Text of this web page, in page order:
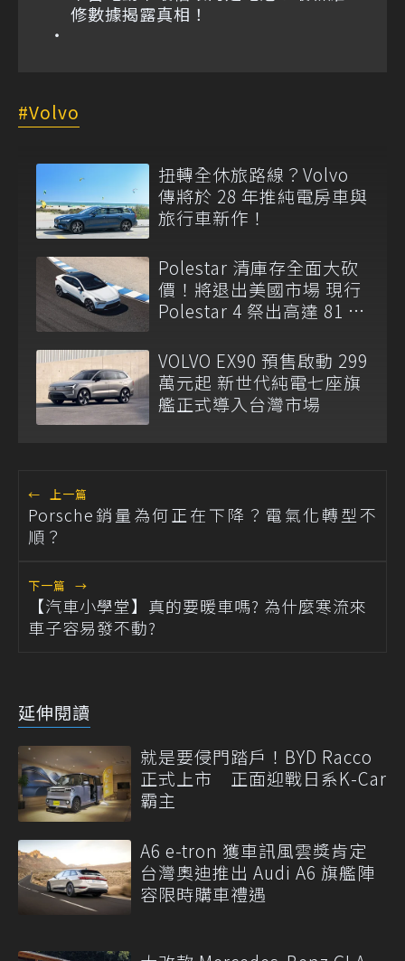
修數據揭露真相！
Volvo
扭轉全休旅路線？Volvo
傳將於 28 年推純電房車與
旅行車新作！
Polestar 清庫存全面大砍
價！將退出美國市場 現行
Polestar 4 祭出高達 81 萬
VOLVO EX90 預售啟動 299
萬元起 新世代純電七座旗
艦正式導入台灣市場
← 上一篇
Porsche銷量為何正在下降？電氣化轉型不
順？
下一篇 →
【汽車小學堂】真的要暖車嗎? 為什麼寒流來
車子容易發不動?
延伸閱讀
就是要侵門踏戶！BYD Racco
正式上市 正面迎戰日系K-Car
霸主
A6 e-tron 獲車訊風雲獎肯定
台灣奧迪推出 Audi A6 旗艦陣
容限時購車禮遇